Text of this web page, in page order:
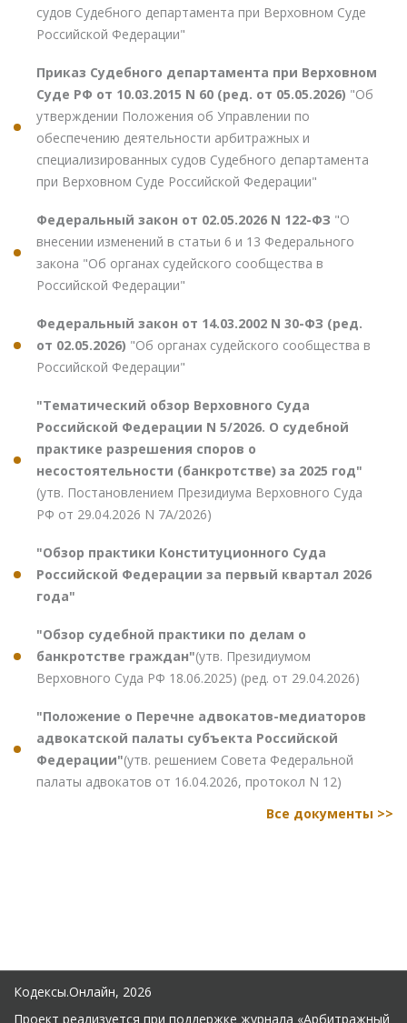
судов Судебного департамента при Верховном Суде
Российской Федерации"
Приказ Судебного департамента при Верховном
Суде РФ от 10.03.2015 N 60 (ред. от 05.05.2026) "Об
утверждении Положения об Управлении по
обеспечению деятельности арбитражных и
специализированных судов Судебного департамента
при Верховном Суде Российской Федерации"
Федеральный закон от 02.05.2026 N 122-ФЗ "О
внесении изменений в статьи 6 и 13 Федерального
закона "Об органах судейского сообщества в
Российской Федерации"
Федеральный закон от 14.03.2002 N 30-ФЗ (ред.
от 02.05.2026) "Об органах судейского сообщества в
Российской Федерации"
"Тематический обзор Верховного Суда
Российской Федерации N 5/2026. О судебной
практике разрешения споров о
несостоятельности (банкротстве) за 2025 год"
(утв. Постановлением Президиума Верховного Суда
РФ от 29.04.2026 N 7А/2026)
"Обзор практики Конституционного Суда
Российской Федерации за первый квартал 2026
года"
"Обзор судебной практики по делам о
банкротстве граждан"(утв. Президиумом
Верховного Суда РФ 18.06.2025) (ред. от 29.04.2026)
"Положение о Перечне адвокатов-медиаторов
адвокатской палаты субъекта Российской
Федерации"(утв. решением Совета Федеральной
палаты адвокатов от 16.04.2026, протокол N 12)
Все документы >>
Кодексы.Онлайн, 2026
Проект реализуется при поддержке журнала «Арбитражный